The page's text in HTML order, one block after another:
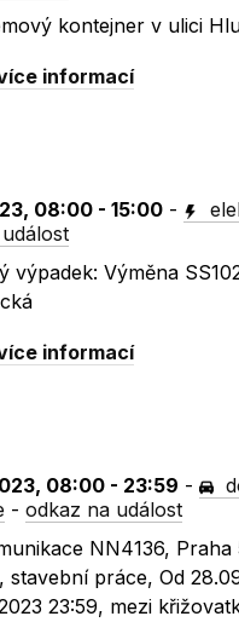
kontejner v ulici
informací
08:00 - 15:00 -
výpadek: Výměna
informací
08:00 - 23:59 -
-odkaz na událost
NN4136, Praha
stavební práce, Od
23:59, mezi